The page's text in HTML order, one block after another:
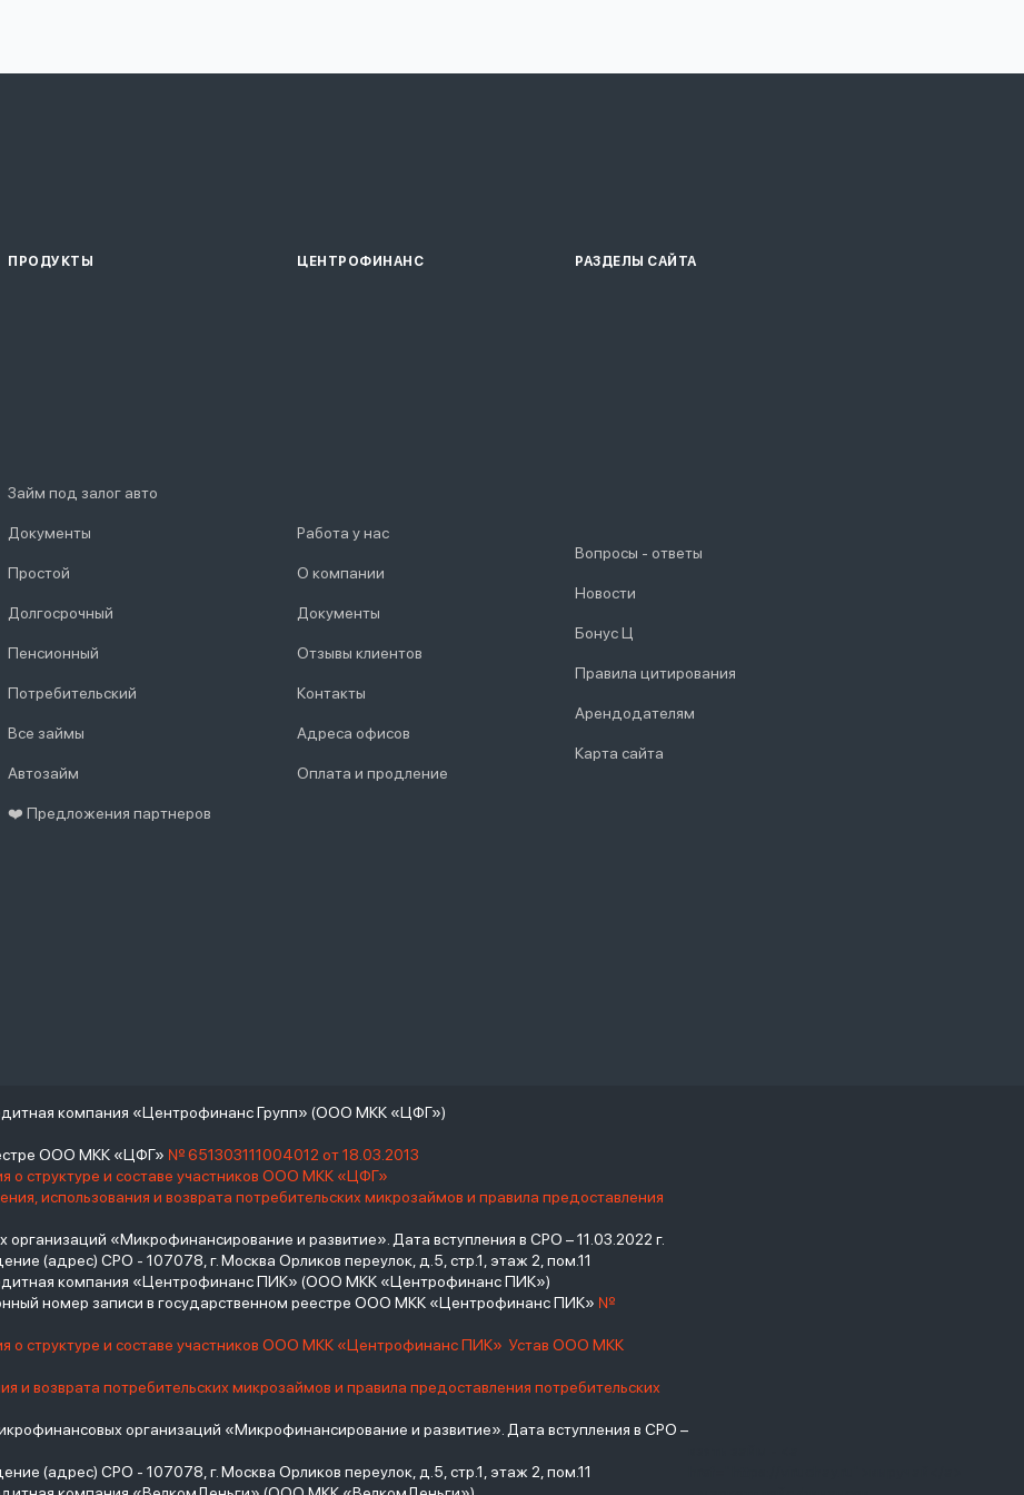
ПРОДУКТЫ
Займ под залог авто
Документы
Простой
Долгосрочный
Пенсионный
Потребительский
Все займы
Автозайм
❤️ Предложения партнеров
ЦЕНТРОФИНАНС
Работа у нас
О компании
Документы
Отзывы клиентов
Контакты
Адреса офисов
Оплата и продление
РАЗДЕЛЫ САЙТА
Вопросы - ответы
Новости
Бонус Ц
Правила цитирования
Арендодателям
Карта сайта
компания «Центрофинанс Групп» (ООО МКК «ЦФГ»)
ООО МКК «ЦФГ» № 651303111004012 от 18.03.2013
о структуре и составе участников ООО МКК «ЦФГ»
использования и возврата потребительских микрозаймов и правила предоставления
«Микрофинансирование и развитие». Дата вступления в СРО – 11.03.2022 г.
(адрес) СРО - 107078, г. Москва Орликов переулок, д.5, стр.1, этаж 2, пом.11
компания «Центрофинанс ПИК» (ООО МКК «Центрофинанс ПИК»)
номер записи в государственном реестре ООО МКК «Центрофинанс ПИК» №
о структуре и составе участников ООО МКК «Центрофинанс ПИК» Устав ООО МКК
и возврата потребительских микрозаймов и правила предоставления потребительских
организаций «Микрофинансирование и развитие». Дата вступления в СРО –
(адрес) СРО - 107078, г. Москва Орликов переулок, д.5, стр.1, этаж 2, пом.11